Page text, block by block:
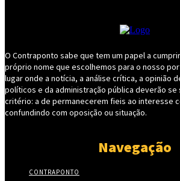
O Contraponto sabe que tem um papel a
próprio nome que escolhemos para o nosso
lugar onde a notícia, a análise crítica, a opinião
políticos e da administração pública deverão se
critério: a de permanecerem fieis ao interesse
confundindo com oposição ou situação.
Navegação
CONTRAPONTO